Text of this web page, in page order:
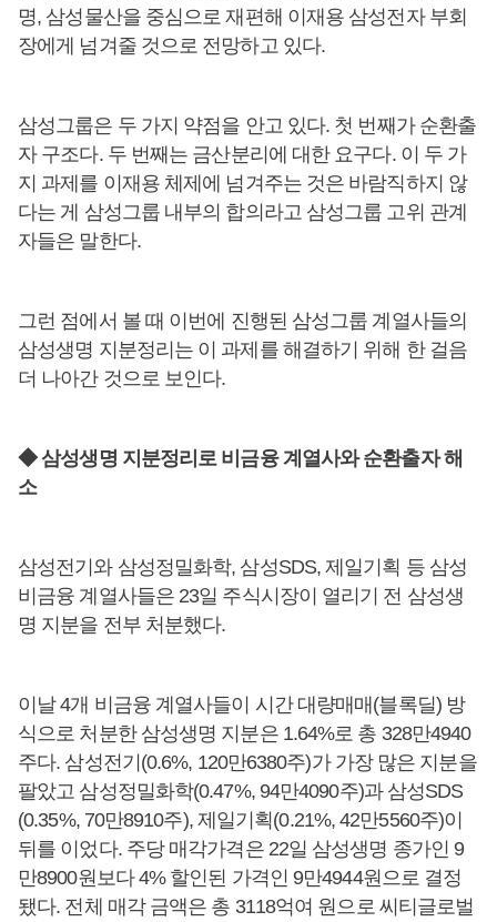
명, 삼성물산을 중심으로 재편해 이재용 삼성전자 부회
장에게 넘겨줄 것으로 전망하고 있다.
삼성그룹은 두 가지 약점을 안고 있다. 첫 번째가 순환출
자 구조다. 두 번째는 금산분리에 대한 요구다. 이 두 가
지 과제를 이재용 체제에 넘겨주는 것은 바람직하지 않
다는 게 삼성그룹 내부의 합의라고 삼성그룹 고위 관계
자들은 말한다.
그런 점에서 볼 때 이번에 진행된 삼성그룹 계열사들의
삼성생명 지분정리는 이 과제를 해결하기 위해 한 걸음
더 나아간 것으로 보인다.
◆ 삼성생명 지분정리로 비금융 계열사와 순환출자 해
소
삼성전기와 삼성정밀화학, 삼성SDS, 제일기획 등 삼성
비금융 계열사들은 23일 주식시장이 열리기 전 삼성생
명 지분을 전부 처분했다.
이날 4개 비금융 계열사들이 시간 대량매매(블록딜) 방
식으로 처분한 삼성생명 지분은 1.64%로 총 328만4940
주다. 삼성전기(0.6%, 120만6380주)가 가장 많은 지분을
팔았고 삼성정밀화학(0.47%, 94만4090주)과 삼성SDS
(0.35%, 70만8910주), 제일기획(0.21%, 42만5560주)이
뒤를 이었다. 주당 매각가격은 22일 삼성생명 종가인 9
만8900원보다 4% 할인된 가격인 9만4944원으로 결정
됐다. 전체 매각 금액은 총 3118억여 원으로 씨티글로벌